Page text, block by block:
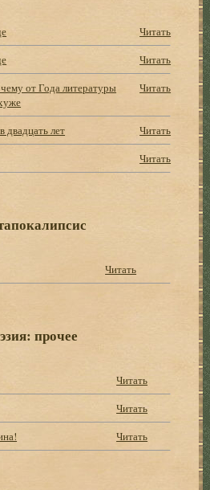
Читать
Читать
от Года литературы
Читать
двадцать лет
Читать
Читать
Читать
прочее
Читать
Читать
Читать